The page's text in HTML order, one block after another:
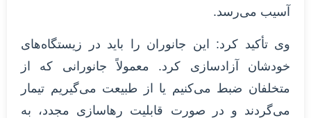
آسیب می‌رسد.
وی تأکید کرد: این جانوران را باید در زیستگاه‌های
خودشان آزادسازی کرد. معمولاً جانورانی که از
متخلفان ضبط می‌کنیم یا از طبیعت می‌گیریم تیمار
می‌گردند و در صورت قابلیت رهاسازی مجدد، به